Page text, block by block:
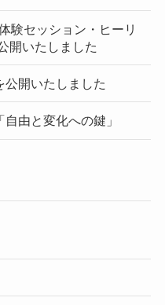
験セッション・ヒーリ
開いたしました
開いたしました
由と変化への鍵」